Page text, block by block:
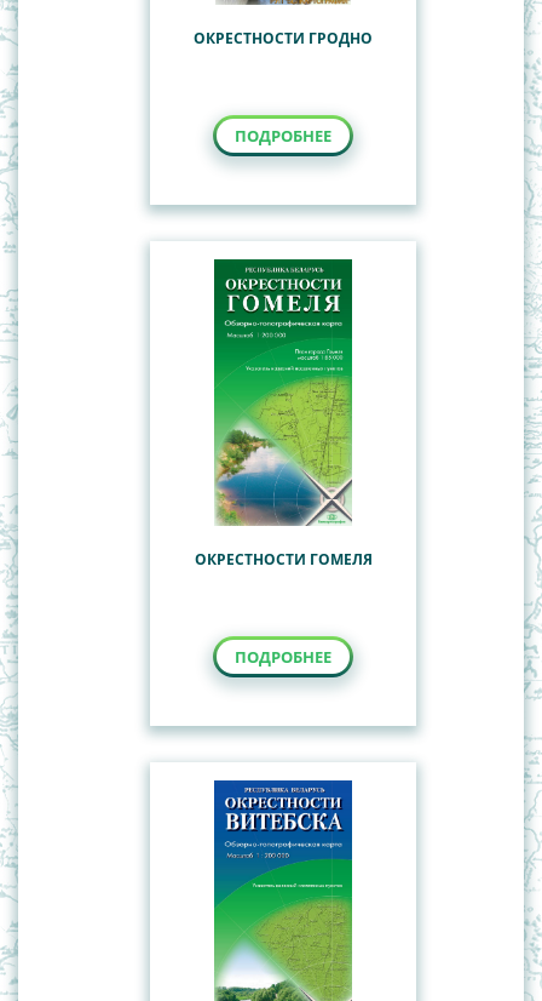
ОКРЕСТНОСТИ ГРОДНО
ПОДРОБНЕЕ
ОКРЕСТНОСТИ ГОМЕЛЯ
ПОДРОБНЕЕ